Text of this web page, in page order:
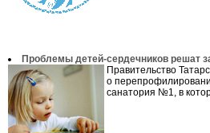
Проблемы детей-сердечников решат
Правительство
о
санатория №1, в